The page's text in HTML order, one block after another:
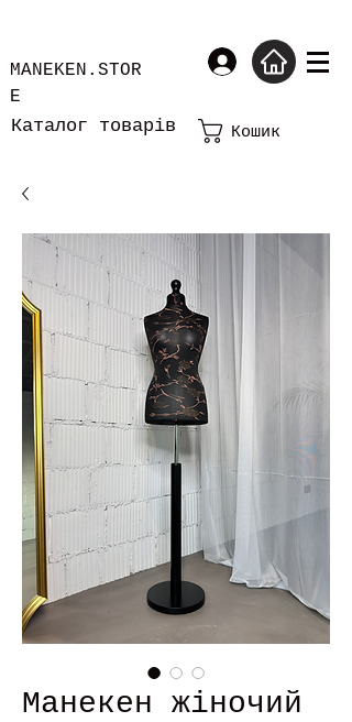
MANEKEN.STOR
E
Каталог товарів Кошик
Манекен жіночий